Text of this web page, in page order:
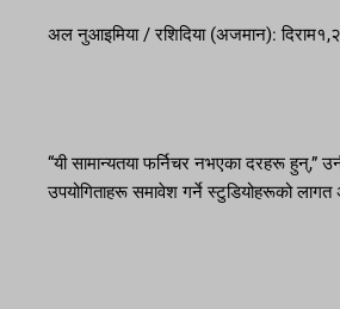
अल नुआइमिया / रशिदिया (अजमान):
“यी सामान्यतया फर्निचर नभएका दरहरू हुन्,”
उपयोगिताहरू समावेश गर्ने स्टुडियोहरूको